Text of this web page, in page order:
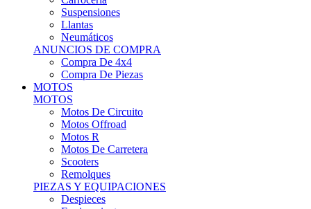
Suspensiones
Llantas
Neumáticos
ANUNCIOS DE COMPRA
Compra De 4x4
Compra De Piezas
MOTOS
MOTOS
Motos De Circuito
Motos Offroad
Motos R
Motos De Carretera
Scooters
Remolques
PIEZAS Y EQUIPACIONES
Despieces